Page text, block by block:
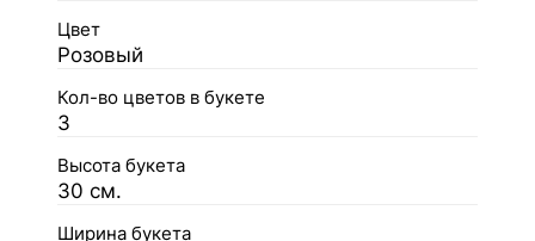
Цвет
Розовый
Кол-во цветов в букете
3
Высота букета
30 см.
Ширина букета